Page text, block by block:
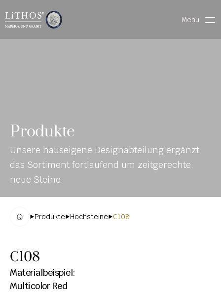
Menu
INE-
KAT
ALO
G
MATERIALIEN
STEINMETZFINDER
3D-KONFIGURATOR
DOWNLOADS
DENKMALE
MAGRADO
KOLUMBARIEN
BREITSTEINE
Produkte
Unsere hauseigene Designabteilung ergänzt
das Sortiment fortlaufend um zeitgerechte,
neue Steine.
Produkte Hochsteine C108
C108
Materialbeispiel:
Multicolor Red